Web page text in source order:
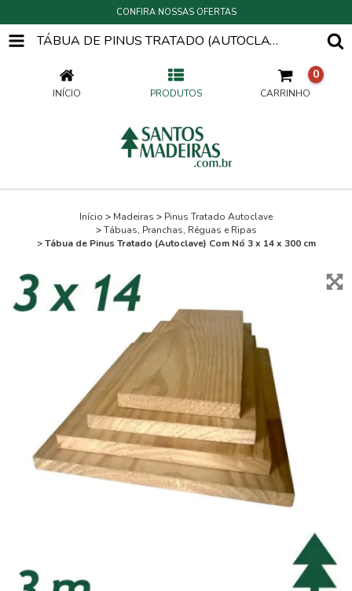
CONFIRA NOSSAS OFERTAS
TÁBUA DE PINUS TRATADO (AUTOCLAVE) COM NÓ 3 X 14 X 300 CM
INÍCIO PRODUTOS CARRINHO
0
Início > Madeiras > Pinus Tratado Autoclave
> Tábuas, Pranchas, Réguas e Ripas
> Tábua de Pinus Tratado (Autoclave) Com Nó 3 x 14 x 300 cm